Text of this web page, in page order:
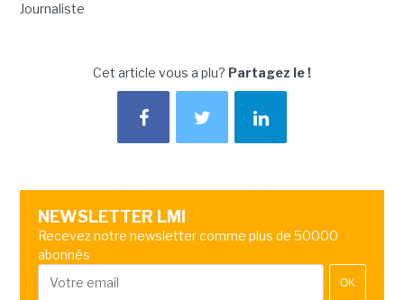
Journaliste
Cet article vous a plu? Partagez le !
NEWSLETTER LMI
Recevez notre newsletter comme plus de 50000
abonnés
OK